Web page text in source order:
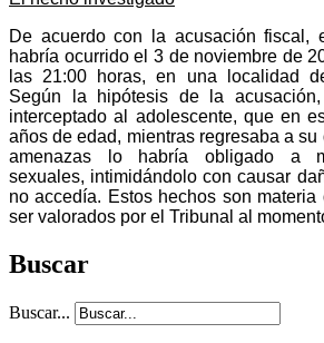
De acuerdo con la acusación fiscal,
habría ocurrido el 3 de noviembre de
las 21:00 horas, en una localidad
Según la hipótesis de la
interceptado al adolescente, que en
años de edad, mientras regresaba a
amenazas lo habría obligado a
sexuales, intimidándolo con causar
no accedía. Estos hechos son
ser valorados por el Tribunal al
Buscar
Buscar...